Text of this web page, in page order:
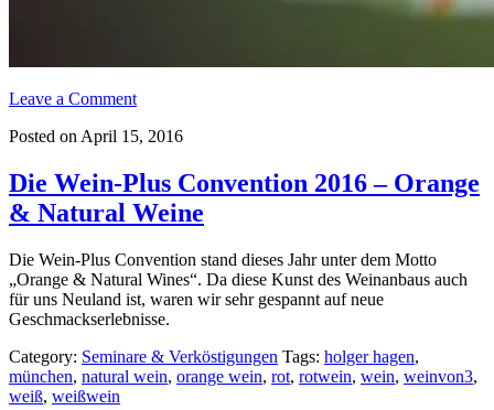
Leave a Comment
Posted on April 15, 2016
Die Wein-Plus Convention 2016 – Orange
& Natural Weine
Die Wein-Plus Convention stand dieses Jahr unter dem Motto
„Orange & Natural Wines“. Da diese Kunst des Weinanbaus auch
für uns Neuland ist, waren wir sehr gespannt auf neue
Geschmackserlebnisse.
Category: Seminare & Verköstigungen Tags: holger hagen,
münchen, natural wein, orange wein, rot, rotwein, wein, weinvon3,
weiß, weißwein